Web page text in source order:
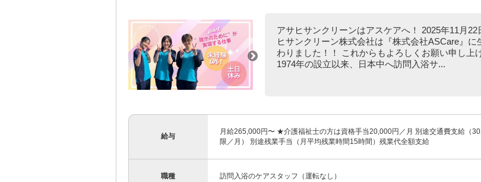
アサヒサンクリーンはアスケアへ！ 2025年11月22
ヒサンクリーン株式会社は『株式会社ASCare』に
わりました！！ これからもよろしくお願い申し上
1974年の設立以来、日本中へ訪問入浴サ...
給与
月給265,000円〜 ★介護福祉士の方は資格手当20,000円／月 別途交通費支給（
限／月） 別途残業手当（月平均残業時間15時間）残業代全額支給
職種 訪問入浴のケアスタッフ（運転なし）